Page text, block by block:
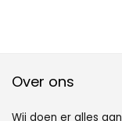
Over ons
Wij doen er alles